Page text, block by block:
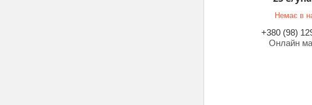
Немає в
+380 (98)
Онлайн